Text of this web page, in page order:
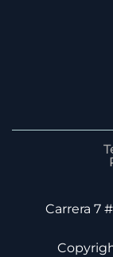
Carrera 7